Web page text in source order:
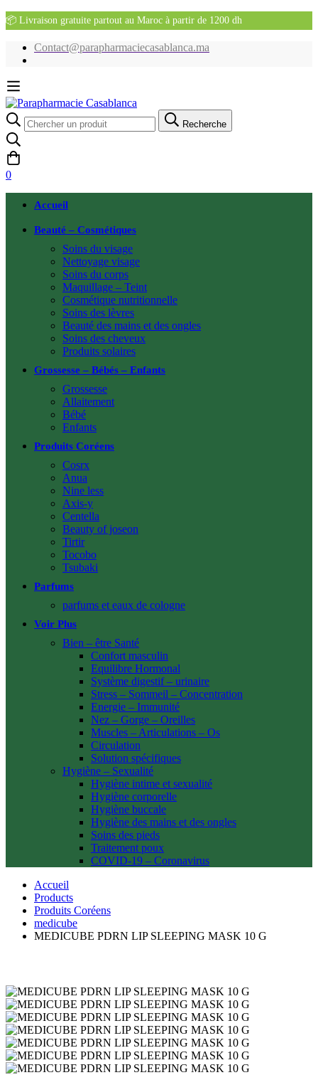
📦 Livraison gratuite partout au Maroc à partir de 1200 dh
Contact@parapharmaciecasablanca.ma
Recherche
pour:
Recherche
0
Accueil
Beauté – Cosmétiques
Soins du visage
Nettoyage visage
Soins du corps
Maquillage – Teint
Cosmétique nutritionnelle
Soins des lèvres
Beauté des mains et des ongles
Soins des cheveux
Produits solaires
Grossesse – Bébés – Enfants
Grossesse
Allaitement
Bébé
Enfants
Produits Coréens
Cosrx
Anua
Nine less
Axis-y
Centella
Beauty of joseon
Tirtir
Tocobo
Tsubaki
Parfums
parfums et eaux de cologne
Voir Plus
Bien – être Santé
Confort masculin
Equilibre Hormonal
Système digestif – urinaire
Stress – Sommeil – Concentration
Energie – Immunité
Nez – Gorge – Oreilles
Muscles – Articulations – Os
Circulation
Solution spécifiques
Hygiène – Sexualité
Hygiène intime et sexualité
Hygiène corporelle
Hygiène buccale
Hygiène des mains et des ongles
Soins des pieds
Traitement poux
COVID-19 – Coronavirus
Accueil
Products
Produits Coréens
medicube
MEDICUBE PDRN LIP SLEEPING MASK 10 G